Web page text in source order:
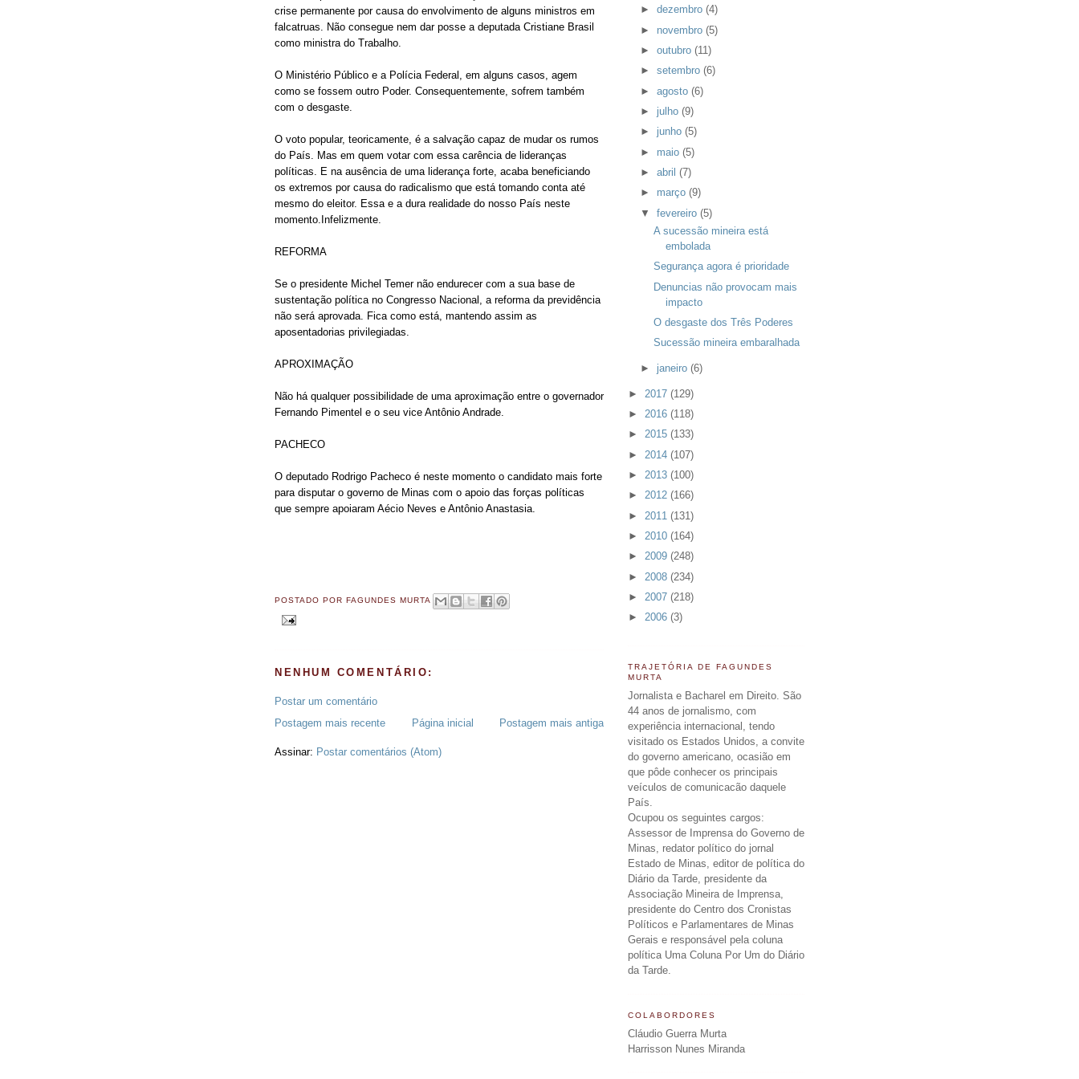
crise permanente por causa do envolvimento de alguns ministros em
falcatruas. Não consegue nem dar posse a deputada Cristiane Brasil
como ministra do Trabalho.
O Ministério Público e a Polícia Federal, em alguns casos, agem
como se fossem outro Poder. Consequentemente, sofrem também
com o desgaste.
O voto popular, teoricamente, é a salvação capaz de mudar os rumos
do País. Mas em quem votar com essa carência de lideranças
políticas. E na ausência de uma liderança forte, acaba beneficiando
os extremos por causa do radicalismo que está tomando conta até
mesmo do eleitor. Essa e a dura realidade do nosso País neste
momento.Infelizmente.
REFORMA
Se o presidente Michel Temer não endurecer com a sua base de
sustentação política no Congresso Nacional, a reforma da previdência
não será aprovada. Fica como está, mantendo assim as
aposentadorias privilegiadas.
APROXIMAÇÃO
Não há qualquer possibilidade de uma aproximação entre o governador
Fernando Pimentel e o seu vice Antônio Andrade.
PACHECO
O deputado Rodrigo Pacheco é neste momento o candidato mais forte
para disputar o governo de Minas com o apoio das forças políticas
que sempre apoiaram Aécio Neves e Antônio Anastasia.
POSTADO POR FAGUNDES MURTA
NENHUM COMENTÁRIO:
Postar um comentário
Postagem mais recente
Postagem mais antiga
Página inicial
Assinar: Postar comentários (Atom)
►dezembro(4)
► novembro(5)
►outubro(11)
►setembro(6)
►agosto(6)
► julho(9)
► junho(5)
► maio(5)
►abril(7)
► março(9)
▼fevereiro(5)
A sucessão mineira está
embolada
Segurança agora é prioridade
Denuncias não provocam mais
impacto
O desgaste dos Três Poderes
Sucessão mineira embaralhada
► janeiro(6)
► 2017 (129)
► 2016 (118)
► 2015 (133)
► 2014 (107)
► 2013 (100)
► 2012 (166)
► 2011 (131)
► 2010 (164)
► 2009 (248)
► 2008 (234)
► 2007 (218)
► 2006 (3)
TRAJETÓRIA DE FAGUNDES
MURTA
Jornalista e Bacharel em Direito. São
44 anos de jornalismo, com
experiência internacional, tendo
visitado os Estados Unidos, a convite
do governo americano, ocasião em
que pôde conhecer os principais
veículos de comunicacão daquele
País.
Ocupou os seguintes cargos:
Assessor de Imprensa do Governo de
Minas, redator político do jornal
Estado de Minas, editor de política do
Diário da Tarde, presidente da
Associação Mineira de Imprensa,
presidente do Centro dos Cronistas
Políticos e Parlamentares de Minas
Gerais e responsável pela coluna
política Uma Coluna Por Um do Diário
da Tarde.
COLABORDORES
Cláudio Guerra Murta
Harrisson Nunes Miranda